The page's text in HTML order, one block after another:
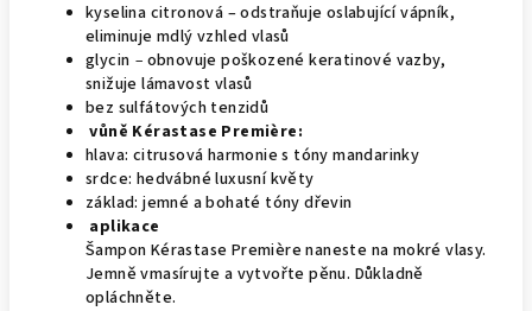
kyselina citronová – odstraňuje oslabující vápník,
eliminuje mdlý vzhled vlasů
glycin – obnovuje poškozené keratinové vazby,
snižuje lámavost vlasů
bez sulfátových tenzidů
vůně Kérastase Première:
hlava: citrusová harmonie s tóny mandarinky
srdce: hedvábné luxusní květy
základ: jemné a bohaté tóny dřevin
aplikace
Šampon Kérastase Première naneste na mokré vlasy.
Jemně vmasírujte a vytvořte pěnu. Důkladně
opláchněte.